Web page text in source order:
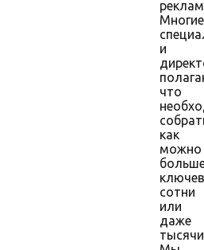
Многие
и
что
как
можно
сотни
или
даже